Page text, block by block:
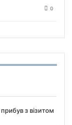
0
з візитом